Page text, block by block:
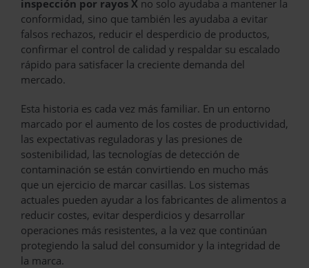
inspección por rayos X no solo ayudaba a mantener la
conformidad, sino que también les ayudaba a evitar
falsos rechazos, reducir el desperdicio de productos,
confirmar el control de calidad y respaldar su escalado
rápido para satisfacer la creciente demanda del
mercado.
Esta historia es cada vez más familiar. En un entorno
marcado por el aumento de los costes de productividad,
las expectativas reguladoras y las presiones de
sostenibilidad, las tecnologías de detección de
contaminación se están convirtiendo en mucho más
que un ejercicio de marcar casillas. Los sistemas
actuales pueden ayudar a los fabricantes de alimentos a
reducir costes, evitar desperdicios y desarrollar
operaciones más resistentes, a la vez que continúan
protegiendo la salud del consumidor y la integridad de
la marca.